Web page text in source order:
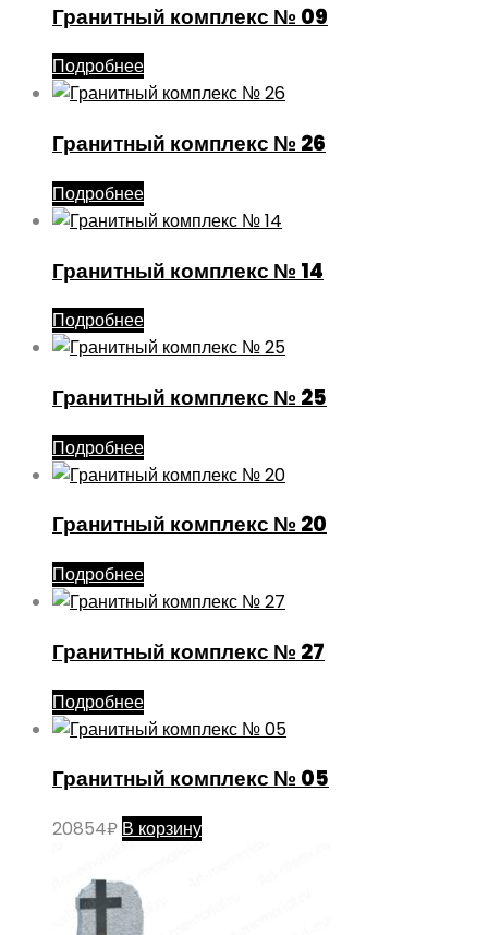
Гранитный комплекс № 09
Подробнее
Гранитный комплекс № 26
Подробнее
Гранитный комплекс № 14
Подробнее
Гранитный комплекс № 25
Подробнее
Гранитный комплекс № 20
Подробнее
Гранитный комплекс № 27
Подробнее
Гранитный комплекс № 05
20854₽ В корзину